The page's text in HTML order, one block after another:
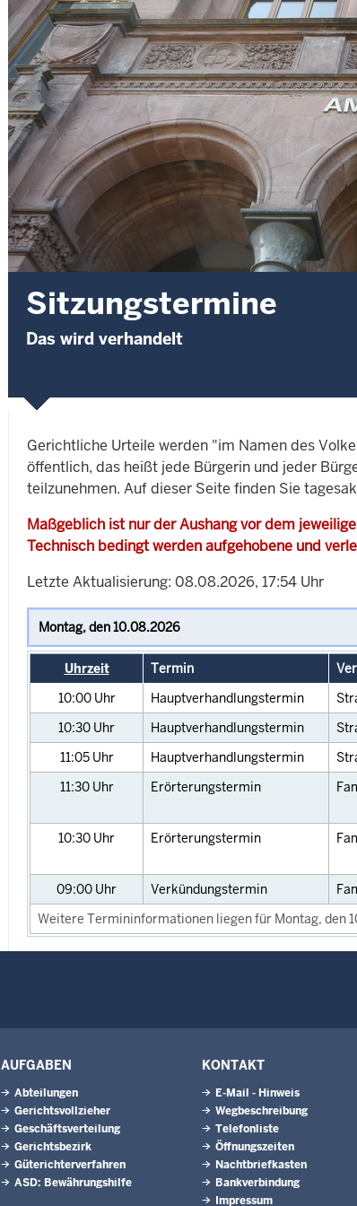
Sitzungstermine
Das wird verhandelt
Gerichtliche Urteile werden "im Namen des
öffentlich, das heißt jede Bürgerin und jeder
teilzunehmen. Auf dieser Seite finden Sie
Maßgeblich ist nur der Aushang vor dem
Technisch bedingt werden aufgehobene und
Letzte Aktualisierung: 08.08.2026, 17:54 Uhr
Uhrzeit Termin
10:00 Uhr Hauptverhandlungstermin
10:30 Uhr Hauptverhandlungstermin
11:05 Uhr Hauptverhandlungstermin
11:30 Uhr Erörterungstermin
10:30 Uhr Erörterungstermin
09:00 Uhr Verkündungstermin
Weitere Termininformationen liegen für Montag, den
AUFGABEN
Abteilungen
Gerichtsvollzieher
Geschäftsverteilung
Gerichtsbezirk
Güterichterverfahren
ASD: Bewährungshilfe
KONTAKT
E-Mail - Hinweis
Wegbeschreibung
Telefonliste
Öffnungszeiten
Nachtbriefkasten
Bankverbindung
Impressum